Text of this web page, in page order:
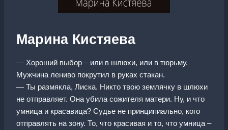
Марина Кистяева
— Хороший выбор – или в шлюхи, или в тюрьму.
Мужчина лениво покрутил в руках стакан.
— Ты размякла, Лиска. Никто твою землячку в шлюхи
не отправляет. Она убила сожителя матери. Ну, и что
умница и красавица? Судье не принципиально, кого
отправлять на зону. То, что красивая и то, что умница –